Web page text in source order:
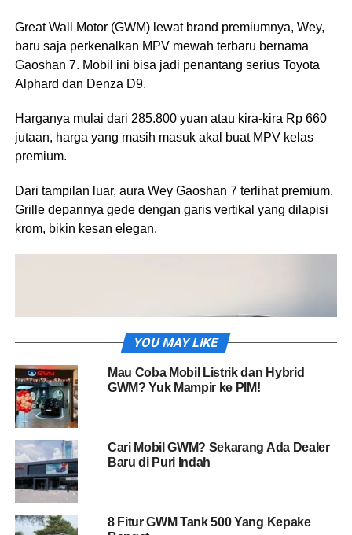
Great Wall Motor (GWM) lewat brand premiumnya, Wey,
baru saja perkenalkan MPV mewah terbaru bernama
Gaoshan 7. Mobil ini bisa jadi penantang serius Toyota
Alphard dan Denza D9.
Harganya mulai dari 285.800 yuan atau kira-kira Rp 660
jutaan, harga yang masih masuk akal buat MPV kelas
premium.
Dari tampilan luar, aura Wey Gaoshan 7 terlihat premium.
Grille depannya gede dengan garis vertikal yang dilapisi
krom, bikin kesan elegan.
Lampu depannya menyatu sama grille, mirip gaya mobil-
mobil Eropa, jadi tampak rapi dan mewah. Bagian
bumper juga gak kalah niat, ada kisi udara tegas plus
YOU MAY LIKE
Mau Coba Mobil Listrik dan Hybrid
GWM? Yuk Mampir ke PIM!
Cari Mobil GWM? Sekarang Ada Dealer
Baru di Puri Indah
8 Fitur GWM Tank 500 Yang Kepake